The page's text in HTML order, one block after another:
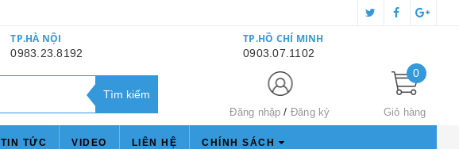
TP.HÀ NỘI
0983.23.8192
TP.HỒ CHÍ MINH
0903.07.1102
Đăng nhập Đăng ký
0
Giỏ hàng
TIN TỨC VIDEO LIÊN HỆ CHÍNH SÁCH